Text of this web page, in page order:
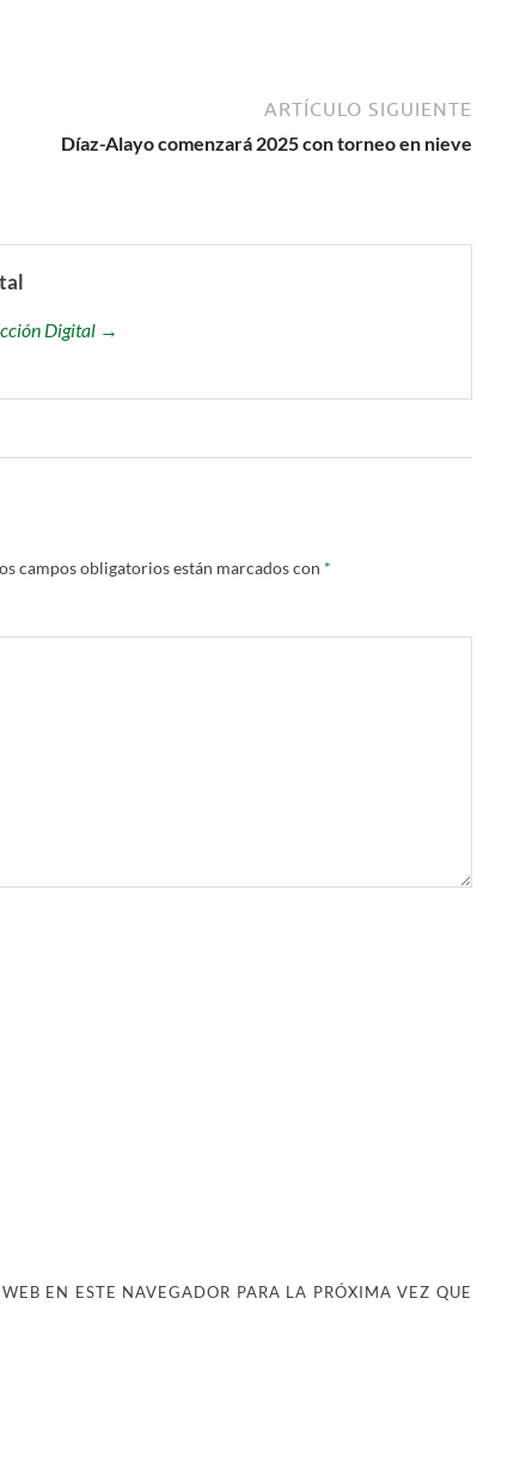
ARTÍCULO SIGUIENTE
Díaz-Alayo comenzará 2025 con torneo en nieve
Digital →
campos obligatorios están marcados con *
EN ESTE NAVEGADOR PARA LA PRÓXIMA VEZ QUE